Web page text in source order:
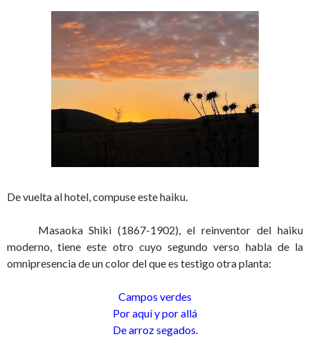
De vuelta al hotel, compuse este haiku.
Masaoka Shiki (1867-1902), el reinventor del haiku
moderno, tiene este otro cuyo segundo verso habla de la
omnipresencia de un color del que es testigo otra planta:
Campos verdes
Por aquí y por allá
De arroz segados.